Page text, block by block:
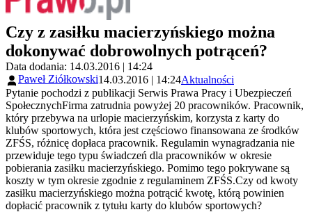
Czy z zasiłku macierzyńskiego można
dokonywać dobrowolnych potrąceń?
Data dodania: 14.03.2016 | 14:24
Paweł Ziółkowski14.03.2016 | 14:24Aktualności
Pytanie pochodzi z publikacji Serwis Prawa Pracy i Ubezpieczeń
SpołecznychFirma zatrudnia powyżej 20 pracowników. Pracownik,
który przebywa na urlopie macierzyńskim, korzysta z karty do
klubów sportowych, która jest częściowo finansowana ze środków
ZFŚS, różnicę dopłaca pracownik. Regulamin wynagradzania nie
przewiduje tego typu świadczeń dla pracowników w okresie
pobierania zasiłku macierzyńskiego. Pomimo tego pokrywane są
koszty w tym okresie zgodnie z regulaminem ZFŚS.Czy od kwoty
zasiłku macierzyńskiego można potrącić kwotę, którą powinien
dopłacić pracownik z tytułu karty do klubów sportowych?